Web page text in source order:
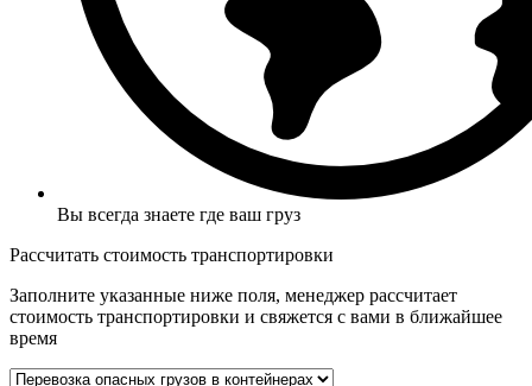
Вы всегда знаете где ваш груз
Рассчитать стоимость транспортировки
Заполните указанные ниже поля, менеджер рассчитает
стоимость транспортировки и свяжется с вами в ближайшее
время